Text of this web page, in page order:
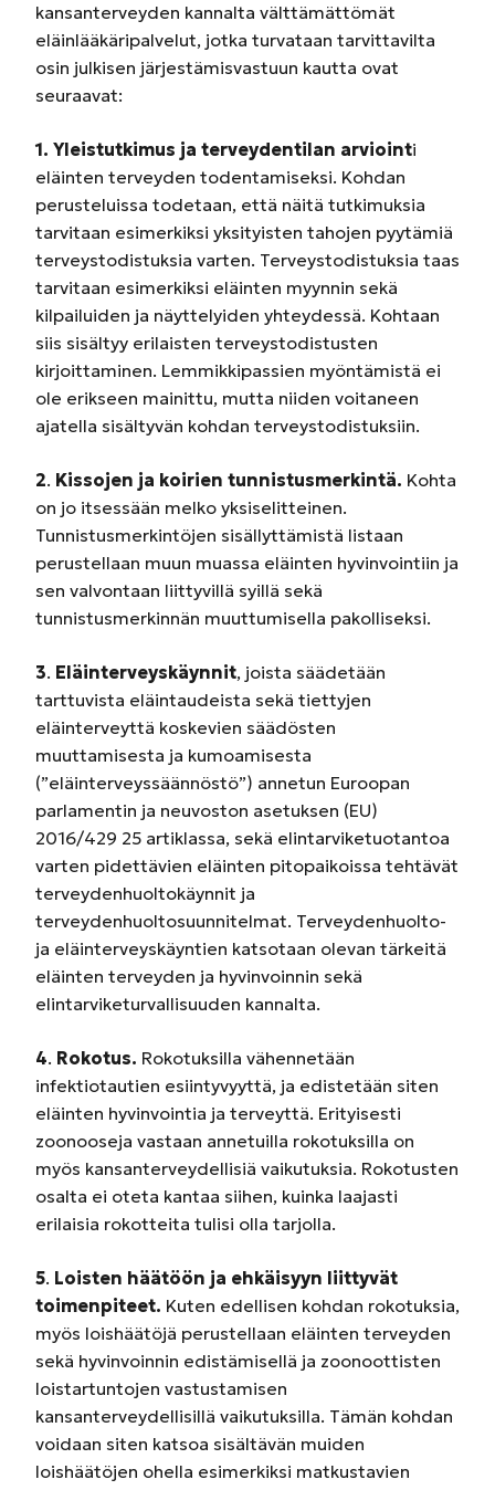
kansanterveyden kannalta välttämättömät
eläinlääkäripalvelut, jotka turvataan tarvittavilta
osin julkisen järjestämisvastuun kautta ovat
seuraavat:
1. Yleistutkimus ja terveydentilan arviointi
eläinten terveyden todentamiseksi. Kohdan
perusteluissa todetaan, että näitä tutkimuksia
tarvitaan esimerkiksi yksityisten tahojen pyytämiä
terveystodistuksia varten. Terveystodistuksia taas
tarvitaan esimerkiksi eläinten myynnin sekä
kilpailuiden ja näyttelyiden yhteydessä. Kohtaan
siis sisältyy erilaisten terveystodistusten
kirjoittaminen. Lemmikkipassien myöntämistä ei
ole erikseen mainittu, mutta niiden voitaneen
ajatella sisältyvän kohdan terveystodistuksiin.
2. Kissojen ja koirien tunnistusmerkintä. Kohta
on jo itsessään melko yksiselitteinen.
Tunnistusmerkintöjen sisällyttämistä listaan
perustellaan muun muassa eläinten hyvinvointiin ja
sen valvontaan liittyvillä syillä sekä
tunnistusmerkinnän muuttumisella pakolliseksi.
3. Eläinterveyskäynnit, joista säädetään
tarttuvista eläintaudeista sekä tiettyjen
eläinterveyttä koskevien säädösten
muuttamisesta ja kumoamisesta
(”eläinterveyssäännöstö”) annetun Euroopan
parlamentin ja neuvoston asetuksen (EU)
2016/429 25 artiklassa, sekä elintarviketuotantoa
varten pidettävien eläinten pitopaikoissa tehtävät
terveydenhuoltokäynnit ja
terveydenhuoltosuunnitelmat. Terveydenhuolto-
ja eläinterveyskäyntien katsotaan olevan tärkeitä
eläinten terveyden ja hyvinvoinnin sekä
elintarviketurvallisuuden kannalta.
4. Rokotus. Rokotuksilla vähennetään
infektiotautien esiintyvyyttä, ja edistetään siten
eläinten hyvinvointia ja terveyttä. Erityisesti
zoonooseja vastaan annetuilla rokotuksilla on
myös kansanterveydellisiä vaikutuksia. Rokotusten
osalta ei oteta kantaa siihen, kuinka laajasti
erilaisia rokotteita tulisi olla tarjolla.
5. Loisten häätöön ja ehkäisyyn liittyvät
toimenpiteet. Kuten edellisen kohdan rokotuksia,
myös loishäätöjä perustellaan eläinten terveyden
sekä hyvinvoinnin edistämisellä ja zoonoottisten
loistartuntojen vastustamisen
kansanterveydellisillä vaikutuksilla. Tämän kohdan
voidaan siten katsoa sisältävän muiden
loishäätöjen ohella esimerkiksi matkustavien